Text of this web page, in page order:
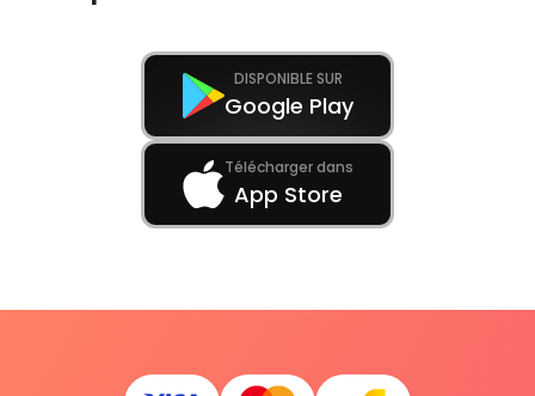
DISPONIBLE SUR
Google Play
Télécharger dans
App Store